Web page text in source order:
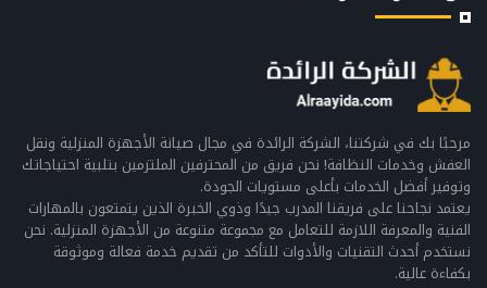
مرحبًا بك في شركتنا، الشركة الرائدة في مجال صيانة الأجهزة المنزلية ونقل
العفش وخدمات النظافة! نحن فريق من المحترفين الملتزمين بتلبية احتياجاتك
وتوفير أفضل الخدمات بأعلى مستويات الجودة.
يعتمد نجاحنا على فريقنا المدرب جيدًا وذوي الخبرة الذين يتمتعون بالمهارات
الفنية والمعرفة اللازمة للتعامل مع مجموعة متنوعة من الأجهزة المنزلية. نحن
نستخدم أحدث التقنيات والأدوات للتأكد من تقديم خدمة فعالة وموثوقة
بكفاءة عالية.